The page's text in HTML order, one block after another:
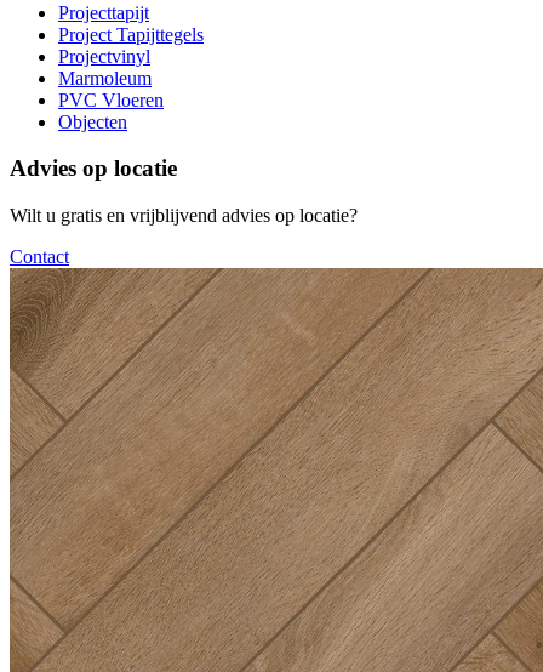
Projecttapijt
Project Tapijttegels
Projectvinyl
Marmoleum
PVC Vloeren
Objecten
Advies op locatie
Wilt u gratis en vrijblijvend advies op locatie?
Contact